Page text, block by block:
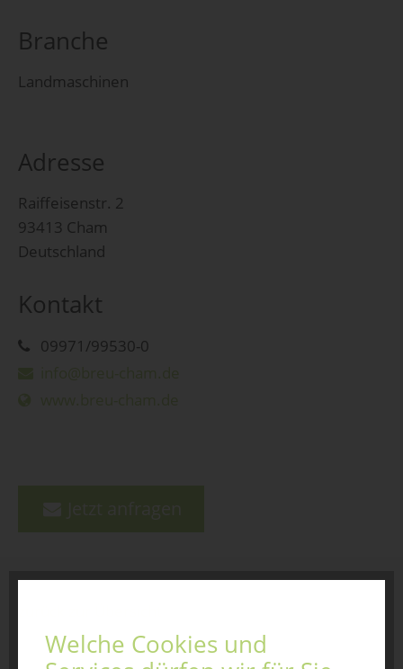
Branche
Landmaschinen
Adresse
Raiffeisenstr. 2
93413 Cham
Deutschland
Kontakt
09971/99530-0
Welche Cookies und